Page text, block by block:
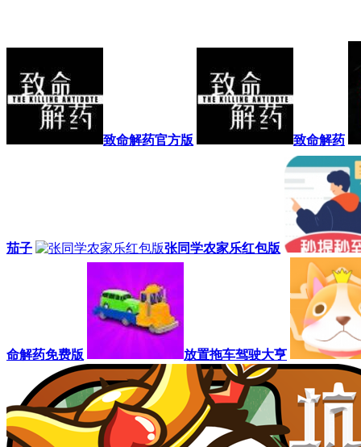
致命解药官方版 致命解药
茄子 张同学农家乐红包版
命解药免费版 放置拖车驾驶大亨